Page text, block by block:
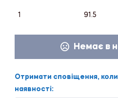
1 91.5
Немає в
Отримати сповіщення,
наявності: